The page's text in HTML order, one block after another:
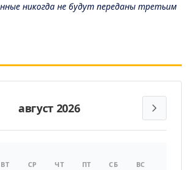
никогда не будут переданы третьим
август 2026
ВТ СР ЧТ ПТ СБ ВС